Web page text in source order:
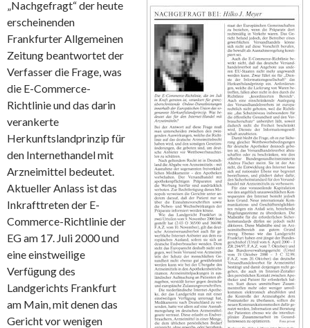
„Nachgefragt“ der heute
erscheinenden
Frankfurter Allgemeinen
Zeitung beantwortet der
Verfasser die Frage, was
die E-Commerce-
Richtlinie und das darin
verankerte
Herkunftslandprinzip für
den Internethandel mit
Arzneimittel bedeutet.
Aktueller Anlass ist das
Inkrafttreten der E-
Commerce-Richtlinie der
EG am 17. Juli 2000 und
eine einstweilige
Verfügung des
Landgerichts Frankfurt
am Main, mit denen das
Gericht vor wenigen